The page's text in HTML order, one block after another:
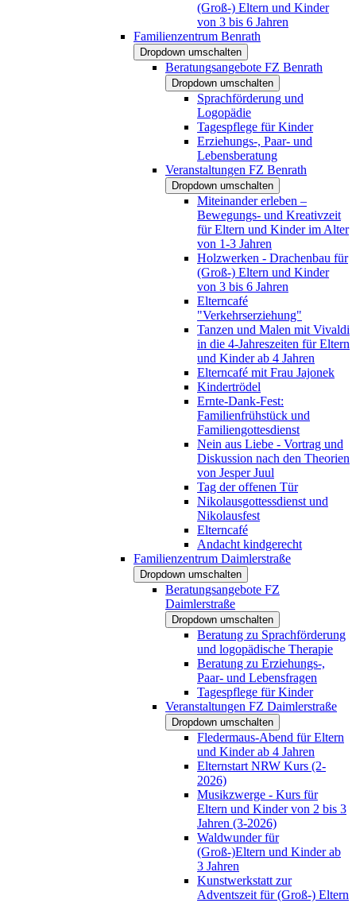
(Groß-) Eltern und Kinder
von 3 bis 6 Jahren
Familienzentrum Benrath
Dropdown umschalten
Beratungsangebote FZ Benrath
Dropdown umschalten
Sprachförderung und
Logopädie
Tagespflege für Kinder
Erziehungs-, Paar- und
Lebensberatung
Veranstaltungen FZ Benrath
Dropdown umschalten
Miteinander erleben –
Bewegungs- und Kreativzeit
für Eltern und Kinder im Alter
von 1-3 Jahren
Holzwerken - Drachenbau für
(Groß-) Eltern und Kinder
von 3 bis 6 Jahren
Elterncafé
"Verkehrserziehung"
Tanzen und Malen mit Vivaldi
in die 4-Jahreszeiten für Eltern
und Kinder ab 4 Jahren
Elterncafé mit Frau Jajonek
Kindertrödel
Ernte-Dank-Fest:
Familienfrühstück und
Familiengottesdienst
Nein aus Liebe - Vortrag und
Diskussion nach den Theorien
von Jesper Juul
Tag der offenen Tür
Nikolausgottessdienst und
Nikolausfest
Elterncafé
Andacht kindgerecht
Familienzentrum Daimlerstraße
Dropdown umschalten
Beratungsangebote FZ
Daimlerstraße
Dropdown umschalten
Beratung zu Sprachförderung
und logopädische Therapie
Beratung zu Erziehungs-,
Paar- und Lebensfragen
Tagespflege für Kinder
Veranstaltungen FZ Daimlerstraße
Dropdown umschalten
Fledermaus-Abend für Eltern
und Kinder ab 4 Jahren
Elternstart NRW Kurs (2-
2026)
Musikzwerge - Kurs für
Eltern und Kinder von 2 bis 3
Jahren (3-2026)
Waldwunder für
(Groß-)Eltern und Kinder ab
3 Jahren
Kunstwerkstatt zur
Adventszeit für (Groß-) Eltern